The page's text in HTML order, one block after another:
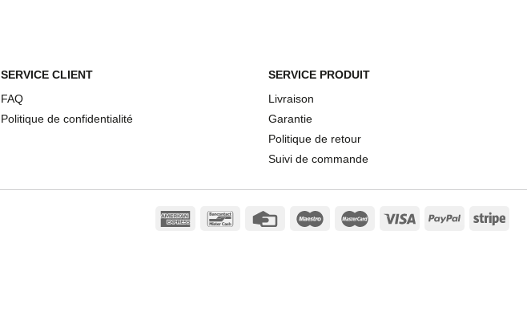
SERVICE CLIENT
FAQ
Politique de confidentialité
SERVICE PRODUIT
Livraison
Garantie
Politique de retour
Suivi de commande